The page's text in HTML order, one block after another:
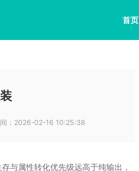
首页
： 2026-02-16 10:25:38
与属性转化优先级远高于纯输出，